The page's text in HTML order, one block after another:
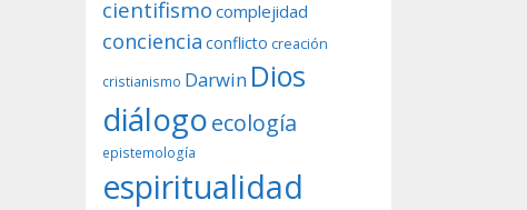
cientifismo complejidad
conciencia conflicto creación
cristianismo Darwin Dios
diálogoecología
epistemología
espiritualidad